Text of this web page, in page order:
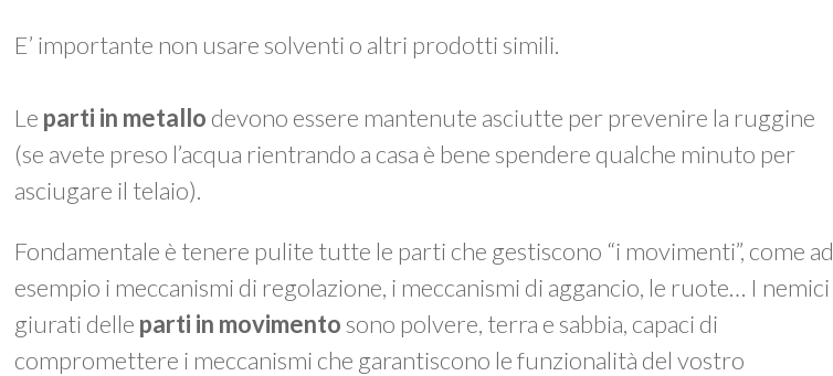
E’ importante non usare solventi o altri prodotti simili.
Le parti in metallo devono essere mantenute asciutte per prevenire la ruggine
(se avete preso l’acqua rientrando a casa è bene spendere qualche minuto per
asciugare il telaio).
Fondamentale è tenere pulite tutte le parti che gestiscono “i movimenti”, come ad
esempio i meccanismi di regolazione, i meccanismi di aggancio, le ruote… I nemici
giurati delle parti in movimento sono polvere, terra e sabbia, capaci di
compromettere i meccanismi che garantiscono le funzionalità del vostro